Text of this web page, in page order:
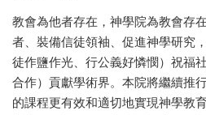
教會為他者存在，神學院為教會存
者、裝備信徒領袖、促進神學研究
徒作鹽作光、行公義好憐憫）祝福
合作）貢獻學術界。本院將繼續推
的課程更有效和適切地實現神學教